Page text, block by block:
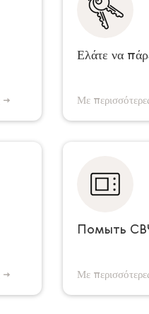
→ с
Ελάτε να
Με
→ с
Помыть
Με